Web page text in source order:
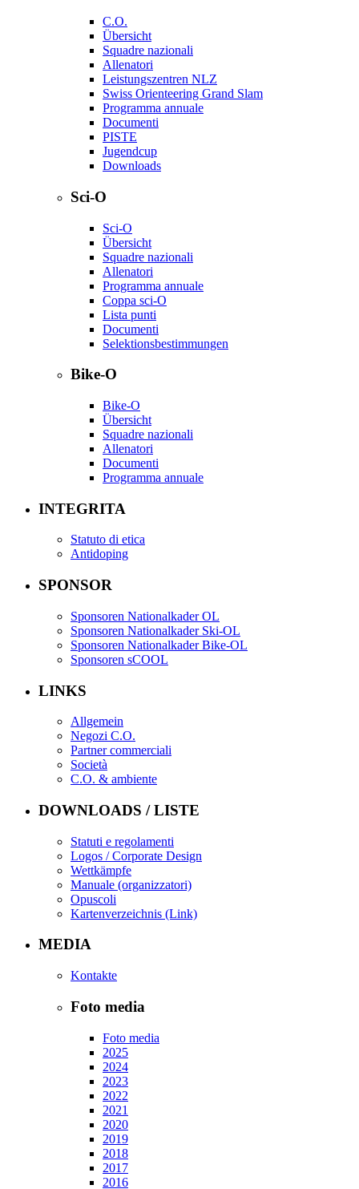
C.O.
Übersicht
Squadre nazionali
Allenatori
Leistungszentren NLZ
Swiss Orienteering Grand Slam
Programma annuale
Documenti
PISTE
Jugendcup
Downloads
Sci-O
Sci-O
Übersicht
Squadre nazionali
Allenatori
Programma annuale
Coppa sci-O
Lista punti
Documenti
Selektionsbestimmungen
Bike-O
Bike-O
Übersicht
Squadre nazionali
Allenatori
Documenti
Programma annuale
INTEGRITA
Statuto di etica
Antidoping
SPONSOR
Sponsoren Nationalkader OL
Sponsoren Nationalkader Ski-OL
Sponsoren Nationalkader Bike-OL
Sponsoren sCOOL
LINKS
Allgemein
Negozi C.O.
Partner commerciali
Società
C.O. & ambiente
DOWNLOADS / LISTE
Statuti e regolamenti
Logos / Corporate Design
Wettkämpfe
Manuale (organizzatori)
Opuscoli
Kartenverzeichnis (Link)
MEDIA
Kontakte
Foto media
Foto media
2025
2024
2023
2022
2021
2020
2019
2018
2017
2016